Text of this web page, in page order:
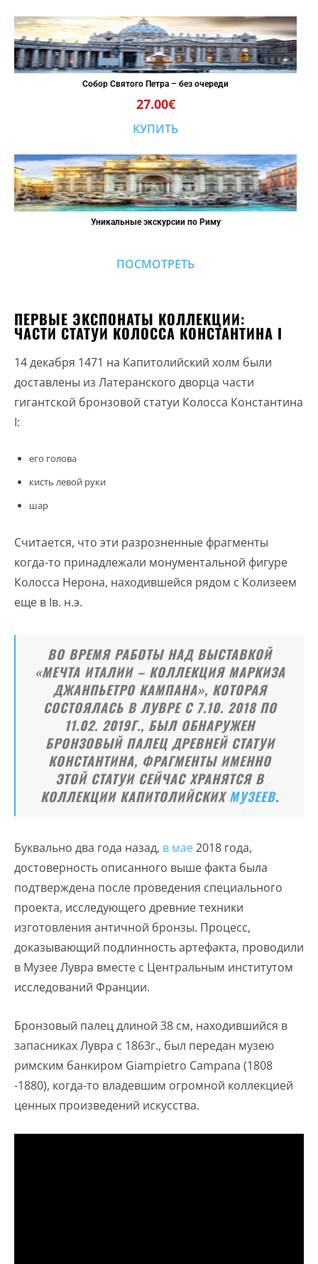
Собор Святого Петра – без очереди
27.00€
КУПИТЬ
Уникальные экскурсии по Риму
ПОСМОТРЕТЬ
ПЕРВЫЕ ЭКСПОНАТЫ КОЛЛЕКЦИИ:
ЧАСТИ СТАТУИ КОЛОССА КОНСТАНТИНА I
14 декабря 1471 на Капитолийский холм были
доставлены из Латеранского дворца части
гигантской бронзовой статуи Колосса Константина
I:
его голова
кисть левой руки
шар
Считается, что эти разрозненные фрагменты
когда-то принадлежали монументальной фигуре
Колосса Нерона, находившейся рядом с Колизеем
еще в Iв. н.э.
ВО ВРЕМЯ РАБОТЫ НАД ВЫСТАВКОЙ
«МЕЧТА ИТАЛИИ – КОЛЛЕКЦИЯ МАРКИЗА
ДЖАНПЬЕТРО КАМПАНА», КОТОРАЯ
СОСТОЯЛАСЬ В ЛУВРЕ С 7.10. 2018 ПО
11.02. 2019Г., БЫЛ ОБНАРУЖЕН
БРОНЗОВЫЙ ПАЛЕЦ ДРЕВНЕЙ СТАТУИ
КОНСТАНТИНА, ФРАГМЕНТЫ ИМЕННО
ЭТОЙ СТАТУИ СЕЙЧАС ХРАНЯТСЯ В
КОЛЛЕКЦИИ КАПИТОЛИЙСКИХМУЗЕЕВ.
Буквально два года назад, в мае2018 года,
достоверность описанного выше факта была
подтверждена после проведения специального
проекта, исследующего древние техники
изготовления античной бронзы. Процесс,
доказывающий подлинность артефакта, проводили
в Музее Лувра вместе с Центральным институтом
исследований Франции.
Бронзовый палец длиной 38 см, находившийся в
запасниках Лувра с 1863г., был передан музею
римским банкиром Giampietro Campana (1808
-1880), когда-то владевшим огромной коллекцией
ценных произведений искусства.